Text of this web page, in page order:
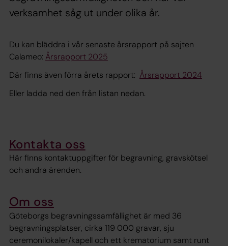
verksamhet såg ut under olika år.
Du kan bläddra i vår senaste årsrapport på sajten
Calameo: Årsrapport 2025
Där finns även förra årets rapport: Årsrapport 2024
Eller ladda ned den från listan nedan.
Kontakta oss
Här finns kontaktuppgifter för begravning, gravskötsel
och andra ärenden.
Om oss
Göteborgs begravningssamfällighet är med 36
begravningsplatser, cirka 119 000 gravar, sju
ceremonilokaler/kapell och ett krematorium samt runt